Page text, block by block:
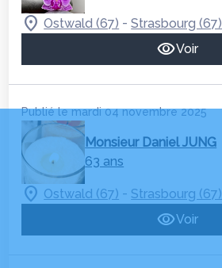
Ostwald (67) -Strasbourg (67)
Voir
Publié le mardi 04 novembre 2025
Monsieur Daniel JUNG
63 ans
Ostwald (67) - Strasbourg (67)
Voir